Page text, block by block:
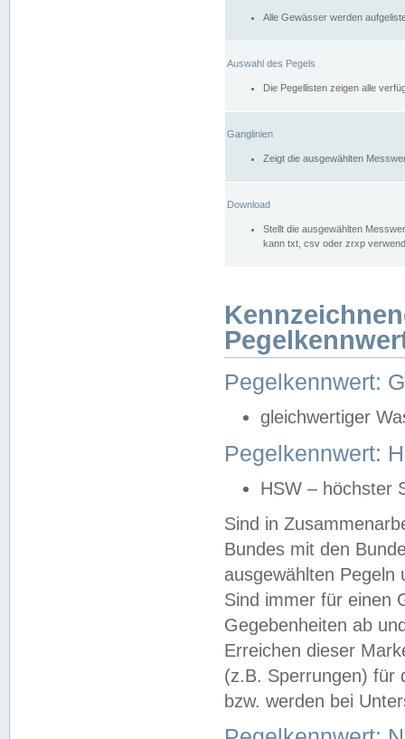
Alle Gewässer werden
Auswahl des Pegels
Die Pegellisten zeigen alle
Ganglinien
Zeigt die ausgewählten
Download
Stellt die ausgewählten
kann txt, csv oder zrxp
Pegelkennwert:
gleichwertiger
Pegelkennwert:
HSW – höchster
Sind in
Bundes mit den
ausgewählten
Sind immer für einen
Gegebenheiten ab
Erreichen dieser
(z.B. Sperrungen) für
bzw. werden bei